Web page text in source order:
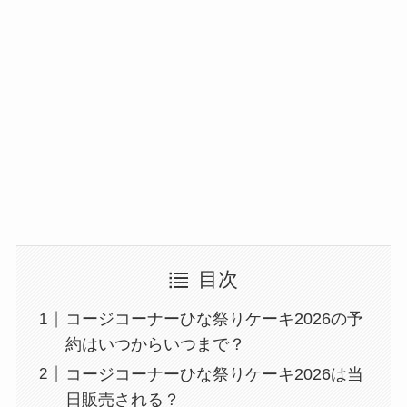
目次
コージコーナーひな祭りケーキ2026の予
約はいつからいつまで？
コージコーナーひな祭りケーキ2026は当
日販売される？